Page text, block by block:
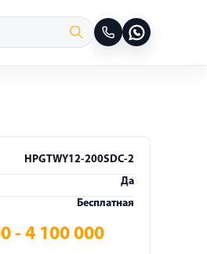
HPGTWY12-200SDC-2
Да
Бесплатная
- 4 100 000